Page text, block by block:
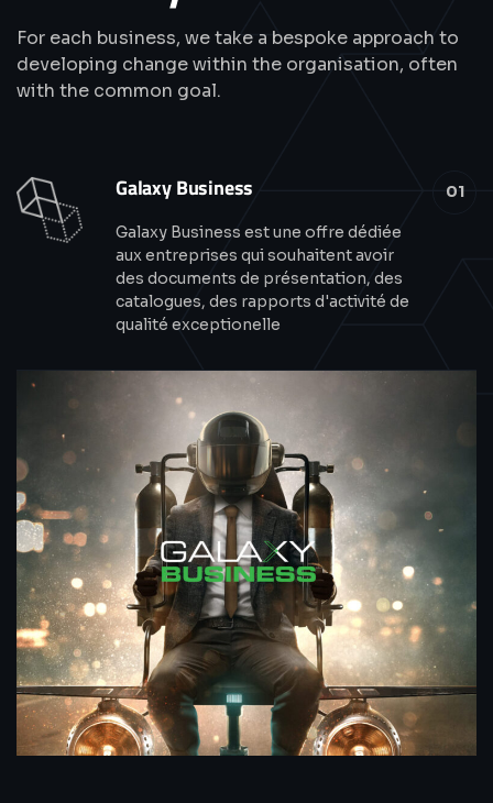
For each business, we take a bespoke approach to
developing change within the organisation, often
with the common goal.
01
Galaxy Business
Galaxy Business est une offre dédiée
aux entreprises qui souhaitent avoir
des documents de présentation, des
catalogues, des rapports d'activité de
qualité exceptionelle